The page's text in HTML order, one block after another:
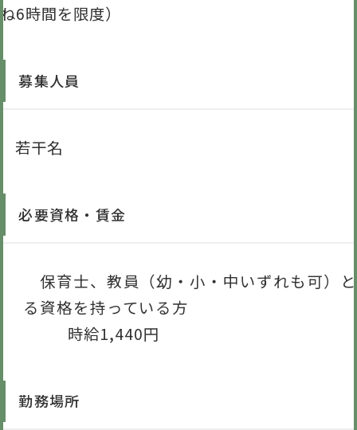
ね6時間を限度）
募集人員
若干名
必要資格・賃金
保育士、教員（幼・小・中いずれも可）
る資格を持っている方
時給1,440円
勤務場所